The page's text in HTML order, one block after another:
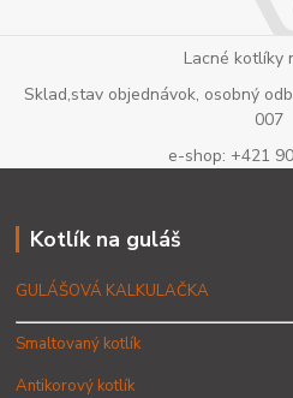
Lacné kotlíky
Sklad,stav objednávok, osobný
007
e-shop: +421
Kotlík na guláš
GULÁŠOVÁ KALKULAČKA
Smaltovaný kotlík
Antikorový kotlík